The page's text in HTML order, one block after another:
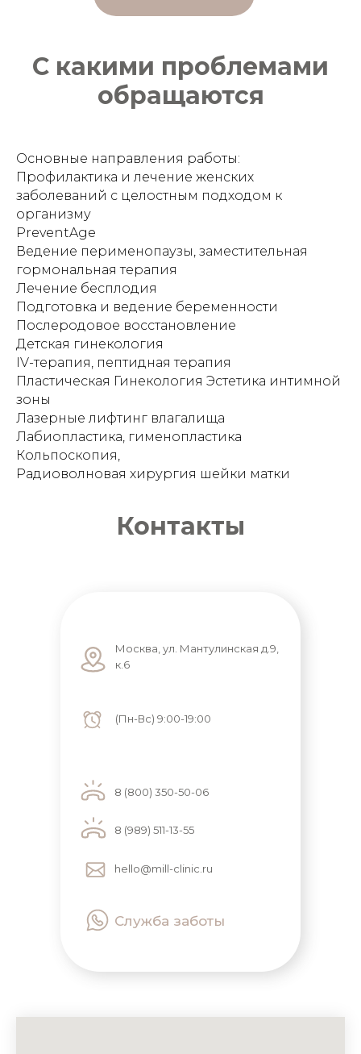
С какими проблемами
обращаются
Основные направления работы:
Профилактика и лечение женских
заболеваний с целостным подходом к
организму
PreventAge
Ведение перименопаузы, заместительная
гормональная терапия
Лечение бесплодия
Подготовка и ведение беременности
Послеродовое восстановление
Детская гинекология
IV-терапия, пептидная терапия
Пластическая Гинекология Эстетика интимной
зоны
Лазерные лифтинг влагалища
Лабиопластика, гименопластика
Кольпоскопия,
Радиоволновая хирургия шейки матки
Контакты
Москва, ул. Мантулинская д.9,
к.6
(Пн-Вс) 9:00-19:00
8 (800) 350-50-06
8 (989) 511-13-55
hello@mill-clinic.ru
Служба заботы